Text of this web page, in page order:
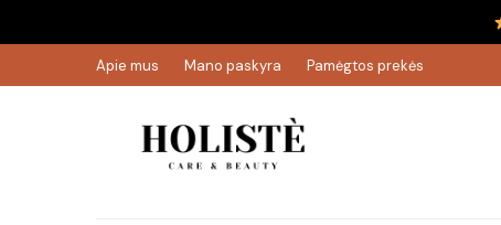
Apie mus Mano paskyra Pamėgtos prekės